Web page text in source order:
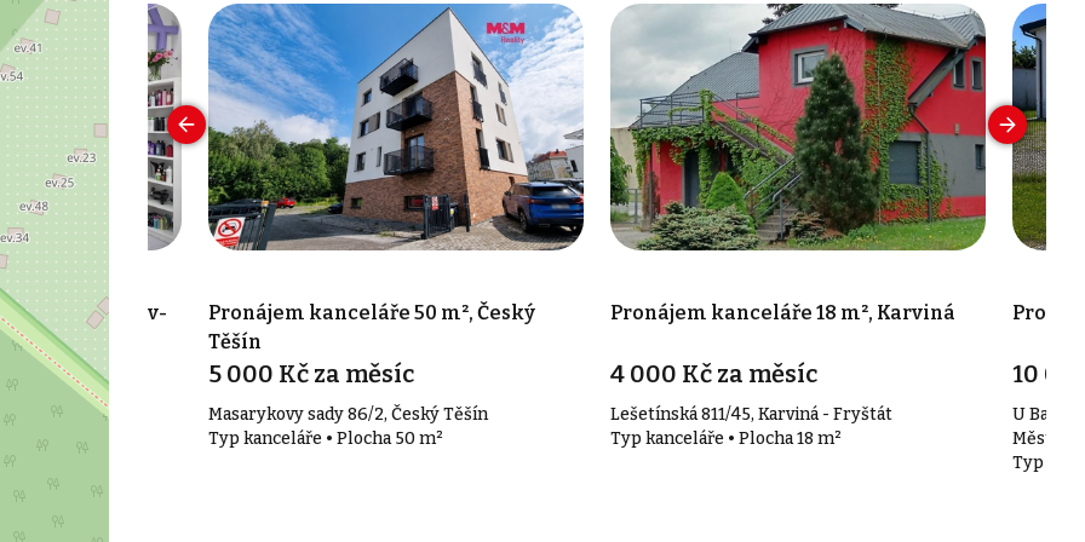
m², Havířov-
Šumbark
10, Havířov -
m²
Pronájem kanceláře 50 m², Český
Těšín
5 000 Kč za měsíc
Masarykovy sady 86/2, Český Těšín
Typ kanceláře • Plocha 50 m²
Pronájem kanceláře 18 m², Karviná
4 000 Kč za měsíc
Lešetínská 811/45, Karviná - Fryštát
Typ kanceláře • Plocha 18 m²
10
U
Město
Typ